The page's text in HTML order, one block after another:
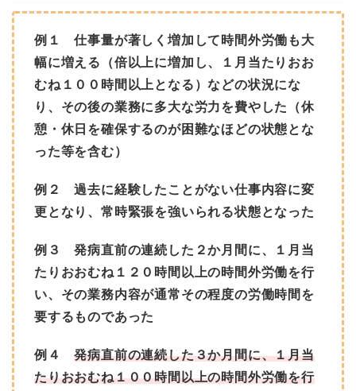
例１ 仕事量が著しく増加して時間外労働も大
幅に増える（倍以上に増加し、１月当たりおお
むね１００時間以上となる）などの状況にな
り、その後の業務に多大な労力を費やした（休
憩・休日を確保するのが困難なほどの状態とな
った等を含む）
例２ 過去に経験したことがない仕事内容に変
更となり、常時緊張を強いられる状態となった
例３ 発病直前の連続した２か月間に、１月当
たりおおむね１２０時間以上の時間外労働を行
い、その業務内容が通常その程度の労働時間を
要するものであった
例４発病直前の連続した３か月間に、１月当
たりおおむね１００時間以上の時間外労働を行